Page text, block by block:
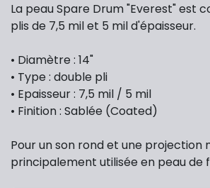
La peau Spare Drum "Everest" est
plis de 7,5 mil et 5 mil d'épaisseur.
• Diamètre : 14"
• Type : double pli
• Epaisseur : 7,5 mil / 5 mil
• Finition : Sablée (Coated)
Pour un son rond et une projection
principalement utilisée en peau de